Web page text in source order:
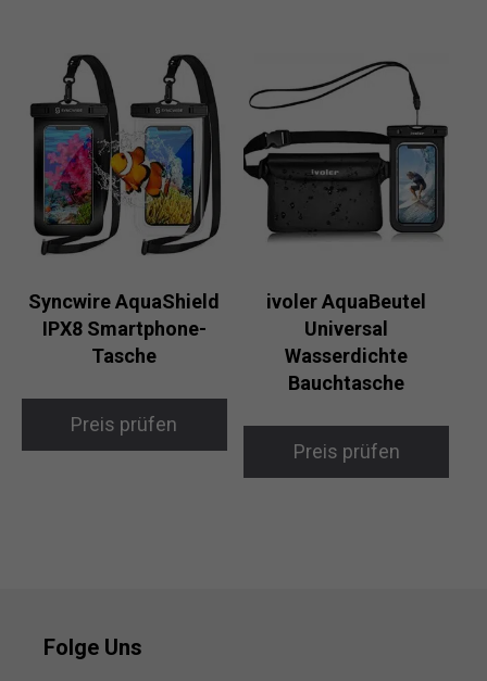
Syncwire AquaShield
IPX8 Smartphone-
Tasche
Preis prüfen
ivoler AquaBeutel
Universal
Wasserdichte
Bauchtasche
Preis prüfen
Folge Uns